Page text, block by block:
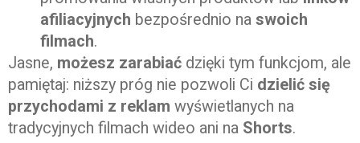
afiliacyjnych bezpośrednio na swoich
filmach.
Jasne, możesz zarabiać dzięki tym funkcjom, ale
pamiętaj: niższy próg nie pozwoli Ci dzielić się
przychodami z reklam wyświetlanych na
tradycyjnych filmach wideo ani na Shorts.